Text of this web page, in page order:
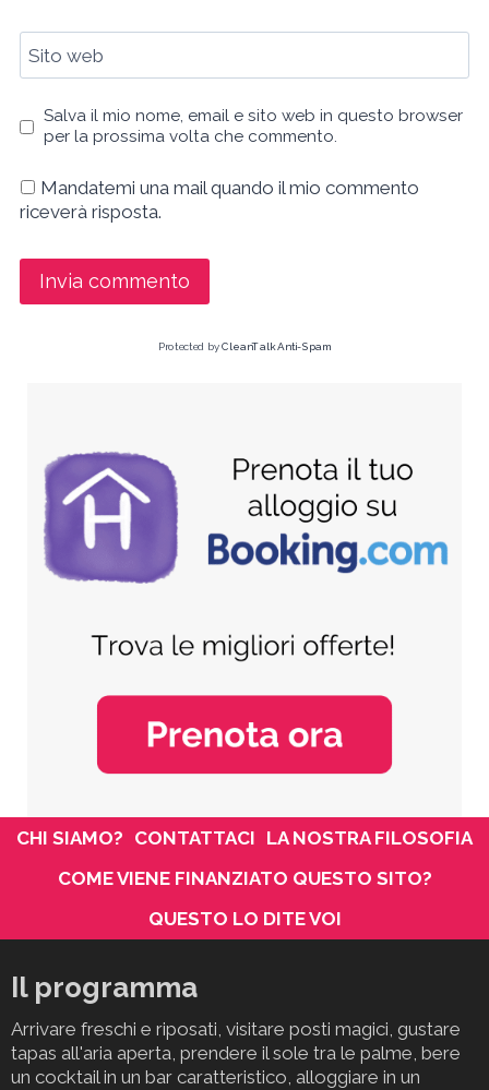
Sito web
Salva il mio nome, email e sito web in questo browser
per la prossima volta che commento.
Mandatemi una mail quando il mio commento
riceverà risposta.
Protected byCleanTalk Anti-Spam
CHI SIAMO? CONTATTACI LA NOSTRA FILOSOFIA
COME VIENE FINANZIATO QUESTO SITO?
QUESTO LO DITE VOI
Il programma
Arrivare freschi e riposati, visitare posti magici, gustare
tapas all'aria aperta, prendere il sole tra le palme, bere
un cocktail in un bar caratteristico, alloggiare in un